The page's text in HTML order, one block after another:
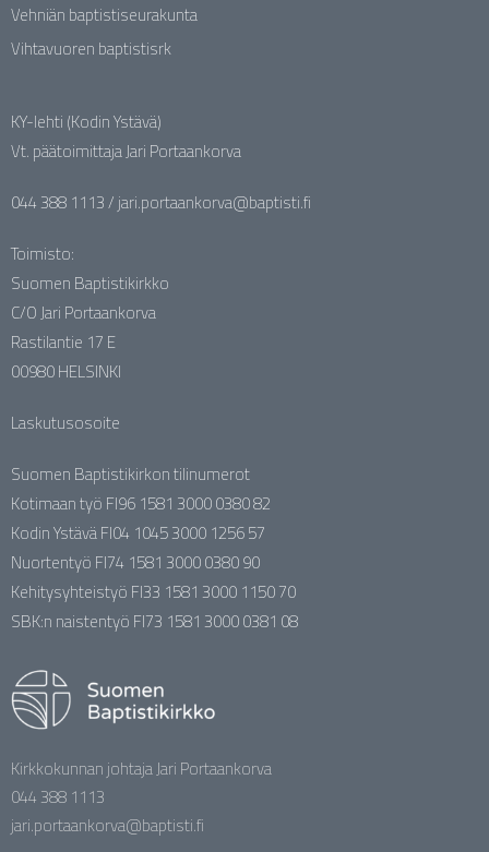
Vehniän baptistiseurakunta
Vihtavuoren baptistisrk
KY-lehti (Kodin Ystävä)
Vt. päätoimittaja Jari Portaankorva
044 388 1113 / jari.portaankorva@baptisti.fi
Toimisto:
Suomen Baptistikirkko
C/O Jari Portaankorva
Rastilantie 17 E
00980 HELSINKI
Laskutusosoite
Suomen Baptistikirkon tilinumerot
Kotimaan työ FI96 1581 3000 0380 82
Kodin Ystävä FI04 1045 3000 1256 57
Nuortentyö FI74 1581 3000 0380 90
Kehitysyhteistyö FI33 1581 3000 1150 70
SBK:n naistentyö FI73 1581 3000 0381 08
Kirkkokunnan johtaja Jari Portaankorva
044 388 1113
jari.portaankorva@baptisti.fi